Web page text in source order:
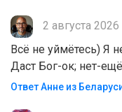
2 августа 2026
Всё не уймётесь) Я
Даст Бог-ок; нет-
Ответ Анне из